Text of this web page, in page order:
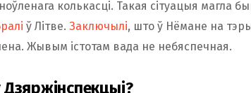
колькасці. Такая сітуацыя магла
ў Літве. Заключылі, што ў Нёмане на
Жывым істотам вада не небяспечная.
Дзяржінспекцыі?